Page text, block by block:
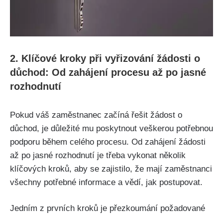
2. Klíčové kroky při vyřizování žádosti o
důchod: Od zahájení procesu až po jasné
rozhodnutí
Pokud váš zaměstnanec začíná řešit žádost o
důchod, je důležité mu poskytnout veškerou potřebnou
podporu během celého procesu. Od zahájení žádosti
až po jasné rozhodnutí je třeba vykonat několik
klíčových kroků, aby se zajistilo, že mají zaměstnanci
všechny potřebné informace a vědí, jak postupovat.
Jedním z prvních kroků je přezkoumání požadované